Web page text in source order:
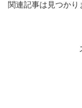
関連記事は見つかり